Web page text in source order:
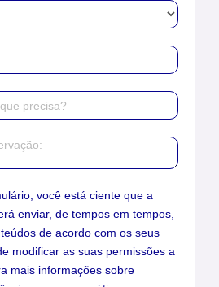
você está ciente que a
enviar, de tempos em tempos,
de acordo com os seus
modificar as suas permissões a
mais informações sobre